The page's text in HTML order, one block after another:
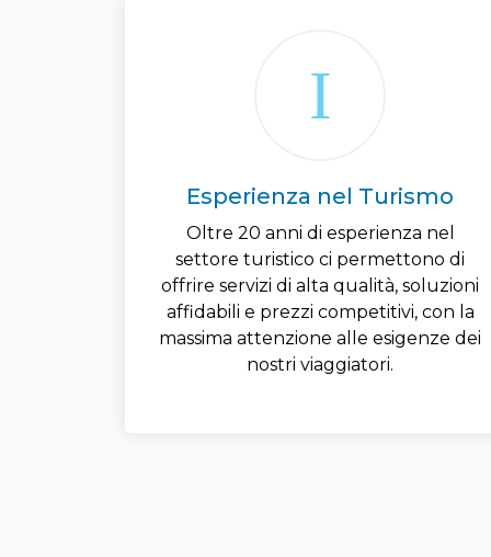
Esperienza nel Turismo
Oltre 20 anni di esperienza nel
settore turistico ci permettono di
offrire servizi di alta qualità, soluzioni
affidabili e prezzi competitivi, con la
massima attenzione alle esigenze dei
nostri viaggiatori.